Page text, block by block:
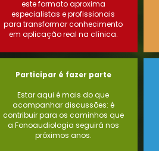
este formato aproxima
especialistas e profissionais
para transformar conhecimento
em aplicação real na clínica.
Participar é fazer parte​
Estar aqui é mais do que
acompanhar discussões: é
contribuir para os caminhos que
a Fonoaudiologia seguirá nos
próximos anos.